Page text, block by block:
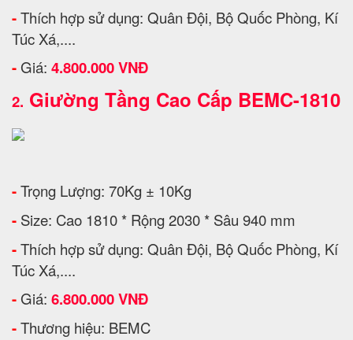
-Thích hợp sử dụng: Quân Đội, Bộ Quốc Phòng, Kí
Túc Xá,....
- Giá: 4.800.000 VNĐ
2. Giường Tầng Cao Cấp BEMC-1810
-Trọng Lượng: 70Kg ± 10Kg
- Size: Cao 1810 * Rộng 2030 * Sâu 940 mm
-Thích hợp sử dụng: Quân Đội, Bộ Quốc Phòng, Kí
Túc Xá,....
- Giá: 6.800.000 VNĐ
-Thương hiệu: BEMC